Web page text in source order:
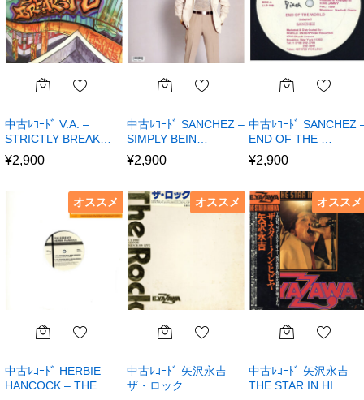
中古ﾚｺｰﾄﾞ V.A. –
STRICTLY BREAK…
¥2,900
中古ﾚｺｰﾄﾞ SANCHEZ –
SIMPLY BEIN…
¥2,900
中古ﾚｺｰﾄﾞ SANCHEZ
END OF THE …
¥2,900
オススメ
中古ﾚｺｰﾄﾞ HERBIE
HANCOCK – THE …
オススメ
中古ﾚｺｰﾄﾞ 矢沢永吉 –
ザ・ロック
オススメ
中古ﾚｺｰﾄﾞ 矢沢永吉 –
THE STAR IN HI…